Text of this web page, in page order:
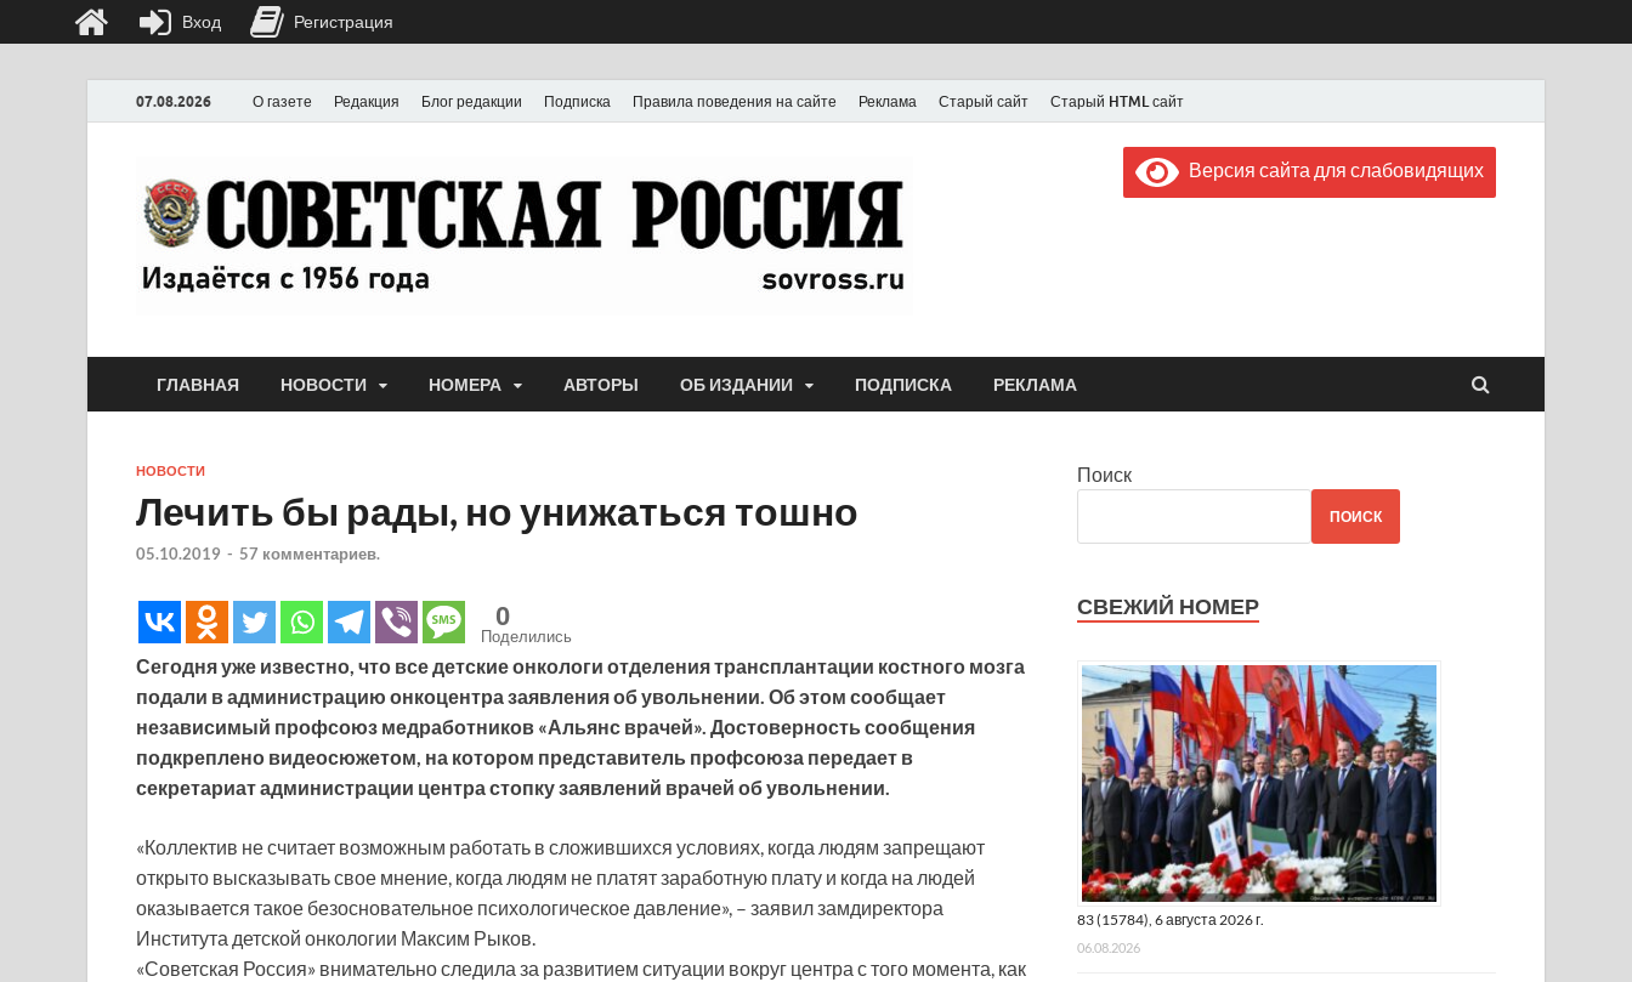
07.08.2026 О газете Редакция Блог редакции Подписка Правила поведения на сайте Реклама Старый сайт Старый HTML сайт
Газета "Советская Россия"
Выпускается с июля 1956 года
Версия сайта для слабовидящих
ГЛАВНАЯ НОВОСТИ НОМЕРА АВТОРЫ ОБ ИЗДАНИИ ПОДПИСКА РЕКЛАМА
НОВОСТИ
Лечить бы рады, но унижаться тошно
05.10.2019 - 57 комментариев.
0
Поделились
Сегодня уже известно, что все детские онкологи отделения трансплантации костного мозга
подали в администрацию онкоцентра заявления об увольнении. Об этом сообщает
независимый профсоюз медработников «Альянс врачей». Достоверность сообщения
подкреплено видеосюжетом, на котором представитель профсоюза передает в
секретариат администрации центра стопку заявлений врачей об увольнении.
«Коллектив не считает возможным работать в сложившихся условиях, когда людям запрещают
открыто высказывать свое мнение, когда людям не платят заработную плату и когда на людей
оказывается такое безосновательное психологическое давление», – заявил замдиректора
Института детской онкологии Максим Рыков.
«Советская Россия» внимательно следила за развитием ситуации вокруг центра с того момента, как
Поиск
ПОИСК
СВЕЖИЙ НОМЕР
83 (15784), 6 августа 2026 г.
06.08.2026
Вход Регистрация